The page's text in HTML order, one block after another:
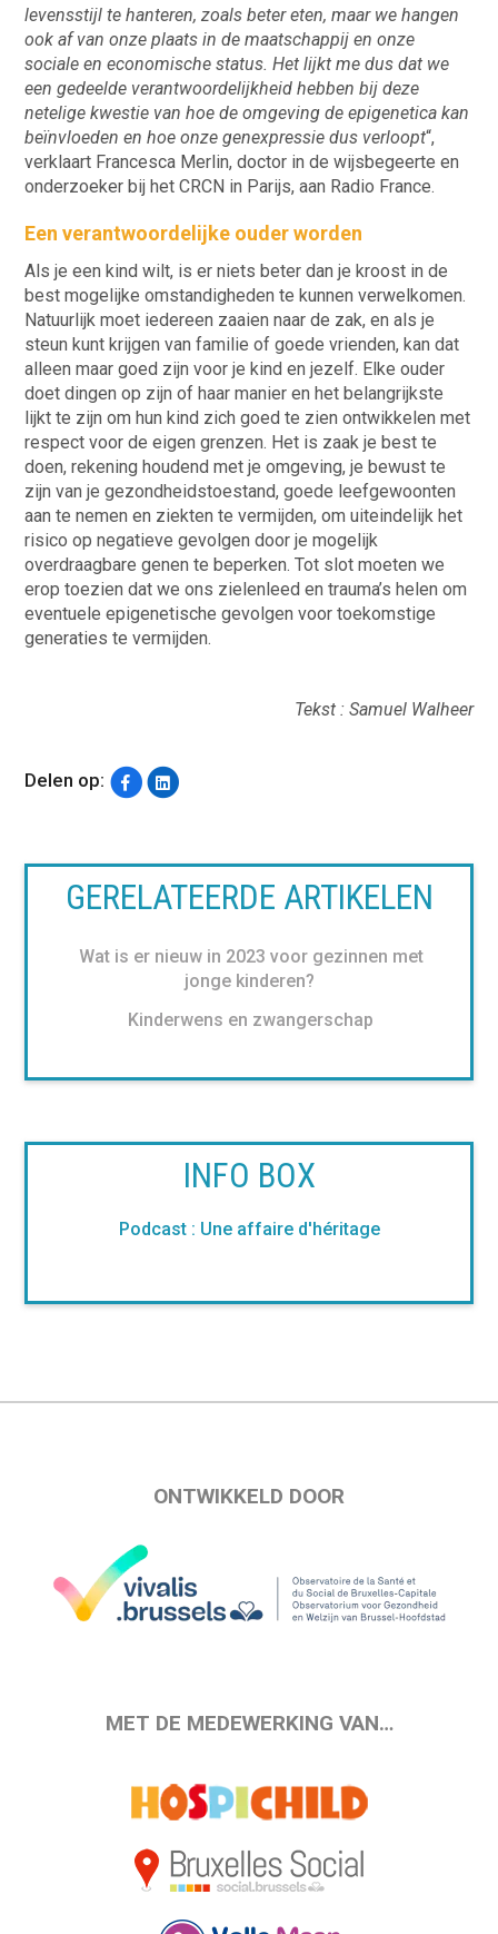
levensstijl te hanteren, zoals beter eten, maar we hangen
ook af van onze plaats in de maatschappij en onze
sociale en economische status. Het lijkt me dus dat we
een gedeelde verantwoordelijkheid hebben bij deze
netelige kwestie van hoe de omgeving de epigenetica kan
beïnvloeden en hoe onze genexpressie dus verloopt“,
verklaart Francesca Merlin, doctor in de wijsbegeerte en
onderzoeker bij het CRCN in Parijs, aan Radio France.
Een verantwoordelijke ouder worden
Als je een kind wilt, is er niets beter dan je kroost in de
best mogelijke omstandigheden te kunnen verwelkomen.
Natuurlijk moet iedereen zaaien naar de zak, en als je
steun kunt krijgen van familie of goede vrienden, kan dat
alleen maar goed zijn voor je kind en jezelf. Elke ouder
doet dingen op zijn of haar manier en het belangrijkste
lijkt te zijn om hun kind zich goed te zien ontwikkelen met
respect voor de eigen grenzen. Het is zaak je best te
doen, rekening houdend met je omgeving, je bewust te
zijn van je gezondheidstoestand, goede leefgewoonten
aan te nemen en ziekten te vermijden, om uiteindelijk het
risico op negatieve gevolgen door je mogelijk
overdraagbare genen te beperken. Tot slot moeten we
erop toezien dat we ons zielenleed en trauma’s helen om
eventuele epigenetische gevolgen voor toekomstige
generaties te vermijden.
Tekst : Samuel Walheer
Delen op:
GERELATEERDE ARTIKELEN
Wat is er nieuw in 2023 voor gezinnen met
jonge kinderen?
Kinderwens en zwangerschap
INFO BOX
Podcast : Une affaire d'héritage
ONTWIKKELD DOOR
MET DE MEDEWERKING VAN…